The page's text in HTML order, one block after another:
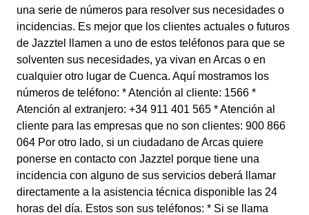
una serie de números para resolver sus necesidades o
incidencias. Es mejor que los clientes actuales o futuros
de Jazztel llamen a uno de estos teléfonos para que se
solventen sus necesidades, ya vivan en Arcas o en
cualquier otro lugar de Cuenca. Aquí mostramos los
números de teléfono: * Atención al cliente: 1566 *
Atención al extranjero: +34 911 401 565 * Atención al
cliente para las empresas que no son clientes: 900 866
064 Por otro lado, si un ciudadano de Arcas quiere
ponerse en contacto con Jazztel porque tiene una
incidencia con alguno de sus servicios deberá llamar
directamente a la asistencia técnica disponible las 24
horas del día. Estos son sus teléfonos: * Si se llama